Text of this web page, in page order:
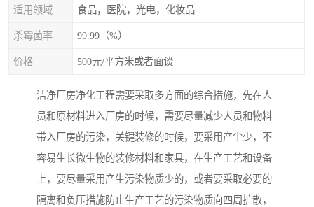
适用领域 食品，医院，光电，化妆品
杀霉菌率 99.99（%）
价格 500元/平方米或者面谈
洁净厂房净化工程需要采取多方面的综合措施，先在人
员和原材料进入厂房的时候，需要尽量减少人员和物料
带入厂房的污染，关键装修的时候，要采用产尘少，不
容易生长微生物的装修材料和家具，在生产工艺和设备
上，要尽量采用产生污染物质少的，或者要采取必要的
隔离和负压措施防止生产工艺的污染物质向四周扩散，